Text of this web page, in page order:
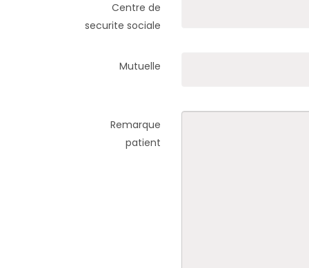
Centre de
securite sociale
Mutuelle
Remarque
patient